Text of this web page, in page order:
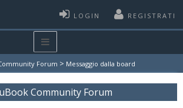
LOGIN REGISTRATI
Forum > Messaggio dalla board
Community Forum